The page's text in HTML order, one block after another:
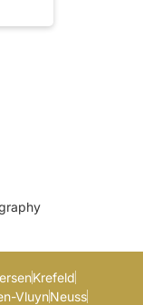
Krefeld
VluynNeuss